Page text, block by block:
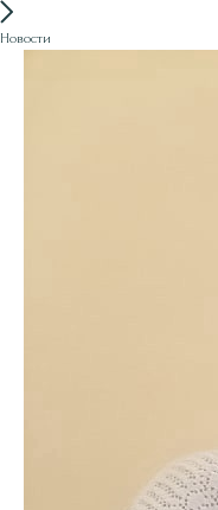
Новости